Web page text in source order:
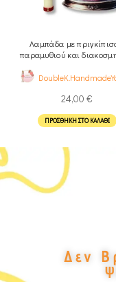
Λαμπάδα με
παραμυθιού και
24,00 €
ΠΡΟΣΘΉΚΗ ΣΤΟ ΚΑΛΆΘΙ
Δεν